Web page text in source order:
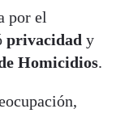
por el
privacidad y
Homicidios.